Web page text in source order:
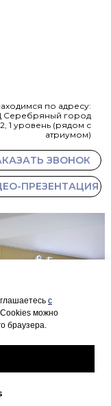
с
Сookies можно
браузера.
по адресу:
Серебряный город
1 уровень (рядом с
атриумом)
ПОЛИТИКА
характер
ЗВОНОК
ПРЕЗЕНТАЦИЯ